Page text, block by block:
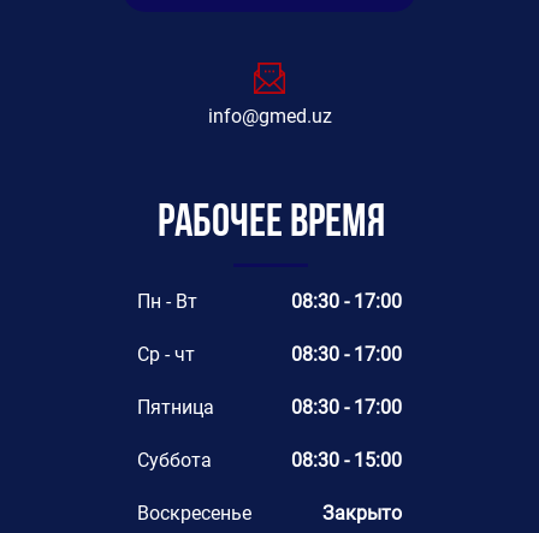
info@gmed.uz
Рабочее время
Пн - Вт 08:30 - 17:00
Ср - чт 08:30 - 17:00
Пятница 08:30 - 17:00
Суббота 08:30 - 15:00
Воскресенье Закрыто